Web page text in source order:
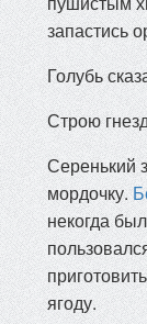
запастись
Голубь
Строю
Серенький
мордочку.
некогда
ягоду.